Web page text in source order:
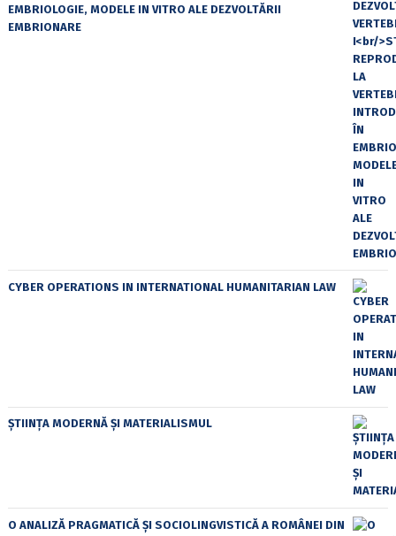
EMBRIOLOGIE, MODELE IN VITRO ALE DEZVOLTĂRII
EMBRIONARE
CYBER OPERATIONS IN INTERNATIONAL HUMANITARIAN LAW
ȘTIINȚA MODERNĂ ȘI MATERIALISMUL
O ANALIZĂ PRAGMATICĂ ȘI SOCIOLINGVISTICĂ A ROMÂNEI DIN